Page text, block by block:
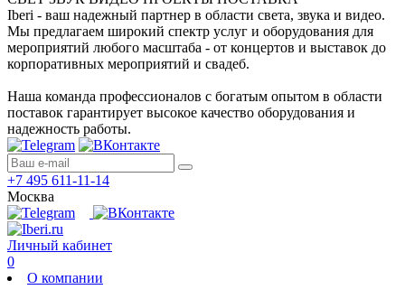
Iberi - ваш надежный партнер в области света, звука и видео.
Мы предлагаем широкий спектр услуг и оборудования для
мероприятий любого масштаба - от концертов и выставок до
корпоративных мероприятий и свадеб.
Наша команда профессионалов с богатым опытом в области
поставок гарантирует высокое качество оборудования и
надежность работы.
+7 495 611-11-14
Москва
Личный кабинет
0
О компании